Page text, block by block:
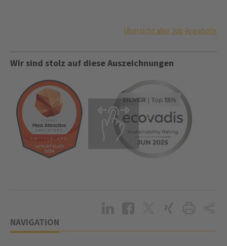
Übersicht aller Job-Angebote
Wir sind stolz auf diese Auszeichnungen
NAVIGATION